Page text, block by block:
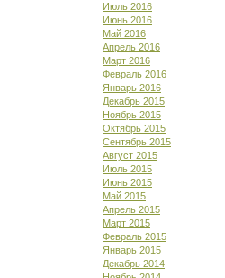
Июль 2016
Июнь 2016
Май 2016
Апрель 2016
Март 2016
Февраль 2016
Январь 2016
Декабрь 2015
Ноябрь 2015
Октябрь 2015
Сентябрь 2015
Август 2015
Июль 2015
Июнь 2015
Май 2015
Апрель 2015
Март 2015
Февраль 2015
Январь 2015
Декабрь 2014